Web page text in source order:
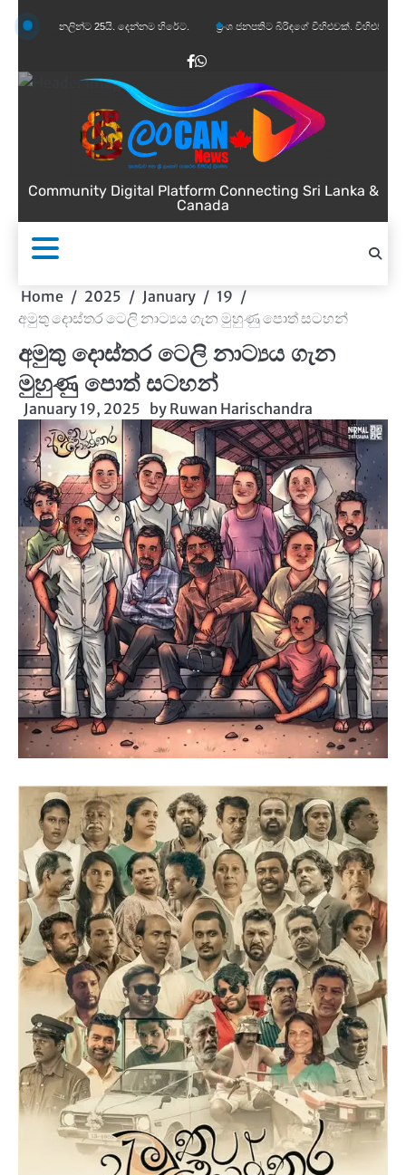
to
25යි. දෙන්නම හිරේට. ප්‍රංශ ජනපතිට බිරිඳගේ විහිළුවක්. විහිළුවදුරදිග යයි.
Facebook
WhatsApp
Community Digital Platform Connecting Sri Lanka &
Canada
Home 2025 January
19
අමුතු දොස්තර ටෙලි නාට්‍යය ගැන මුහුණු පොත් සටහන්
අමුතු දොස්තර ටෙලි නාට්‍යය ගැන
මුහුණු පොත් සටහන්
January 19, 2025 by Ruwan Harischandra